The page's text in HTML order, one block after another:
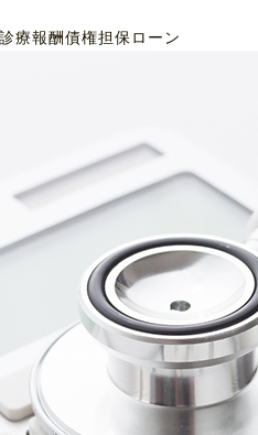
診療報酬債権担保ローン